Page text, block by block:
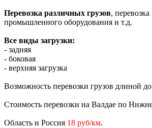
Перевозка различных грузов,
промышленного оборудования и т.д.
Все виды загрузки:
- задняя
- боковая
- верхняя загрузка
Возможность перевозки грузов длиной
Стоимость перевозки на Валдае по
Область и Россия 18 руб/км.